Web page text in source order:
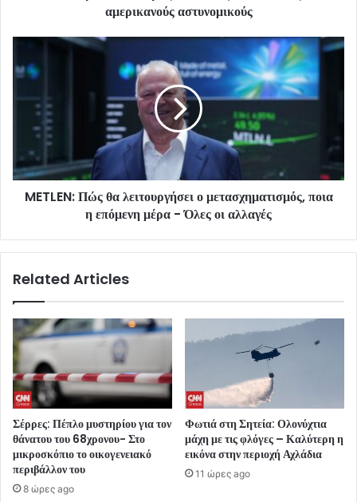
αμερικανούς αστυνομικούς
METLEN: Πώς θα λειτουργήσει ο μετασχηματισμός, ποια
η επόμενη μέρα - Όλες οι αλλαγές
Related Articles
Σέρρες: Πέπλο μυστηρίου για τον
θάνατου του 68χρονου- Στο
μικροσκόπιο το οικογενειακό
περιβάλλον του
8 ώρες ago
Φωτιά στη Σητεία: Ολονύχτια
μάχη με τις φλόγες – Καλύτερη η
εικόνα στην περιοχή Αχλάδια
11 ώρες ago